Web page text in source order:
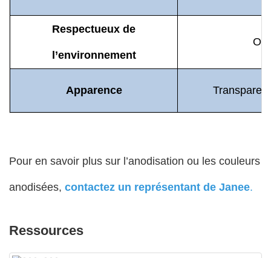
Respectueux de
l’environnement
Oui
Apparence
Pour en savoir plus sur l’anodisation ou les couleurs
anodisées, contactez un représentant de Janee.
Ressources